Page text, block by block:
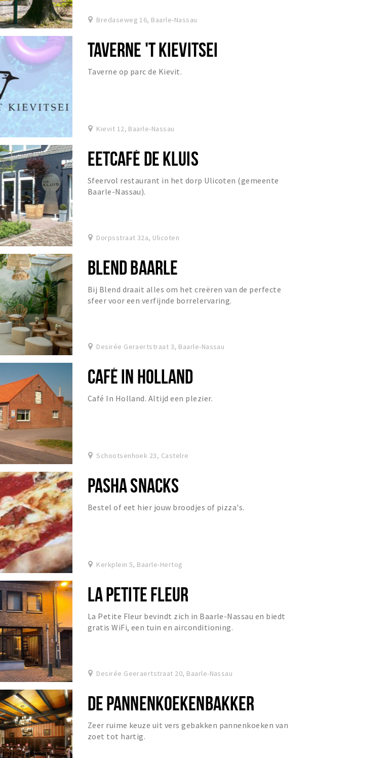
Bredaseweg 16, Baarle-Nassau
TAVERNE 'T KIEVITSEI
Taverne op parc de Kievit.
Kievit 12, Baarle-Nassau
EETCAFÉ DE KLUIS
Sfeervol restaurant in het dorp Ulicoten (gemeente
Baarle-Nassau).
Dorpsstraat 32a, Ulicoten
BLEND BAARLE
Bij Blend draait alles om het creëren van de perfecte
sfeer voor een verfijnde borrelervaring.
Desirée Geraertstraat 3, Baarle-Nassau
CAFÉ IN HOLLAND
Café In Holland. Altijd een plezier.
Schootsenhoek 23, Castelre
PASHA SNACKS
Bestel of eet hier jouw broodjes of pizza's.
Kerkplein 5, Baarle-Hertog
LA PETITE FLEUR
La Petite Fleur bevindt zich in Baarle-Nassau en biedt
gratis WiFi, een tuin en airconditioning.
Desirée Geeraertstraat 20, Baarle-Nassau
DE PANNENKOEKENBAKKER
Zeer ruime keuze uit vers gebakken pannenkoeken van
zoet tot hartig.